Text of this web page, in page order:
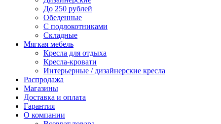
До 250 рублей
Обеденные
С подлокотниками
Складные
Мягкая мебель
Кресла для отдыха
Кресла-кровати
Интерьерные / дизайнерские кресла
Распродажа
Магазины
Доставка и оплата
Гарантия
О компании